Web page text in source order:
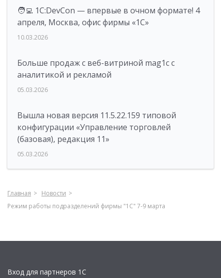
🧑‍💻 1C:DevCon — впервые в очном формате! 4
апреля, Москва, офис фирмы «1С»
10.03.2026
Больше продаж с веб-витриной mag1c с
аналитикой и рекламой
05.03.2026
Вышла новая версия 11.5.22.159 типовой
конфигурации «Управление торговлей
(базовая), редакция 11»
05.03.2026
Главная
Новости
Режим работы подразделений фирмы "1С" 7-9 марта
Вход для партнеров 1С